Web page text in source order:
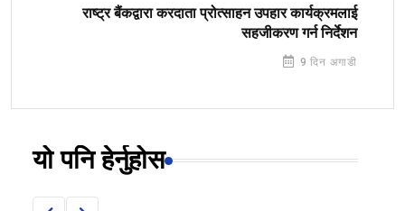
राष्ट्र बैंकद्वारा करदाता प्रोत्साहन उपहार कार्यक्रमलाई
सहजीकरण गर्न निर्देशन
9 दिन अगाडी
यो पनि हेर्नुहोस